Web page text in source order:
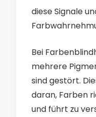
diese Signale
Bei
mehrere
sind gestört.
daran, Farben
und führt zu